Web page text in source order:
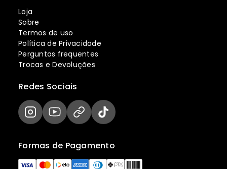
Loja
Sobre
Termos de uso
Política de Privacidade
Perguntas frequentes
Trocas e Devoluções
Formas de Pagamento
Redes Sociais